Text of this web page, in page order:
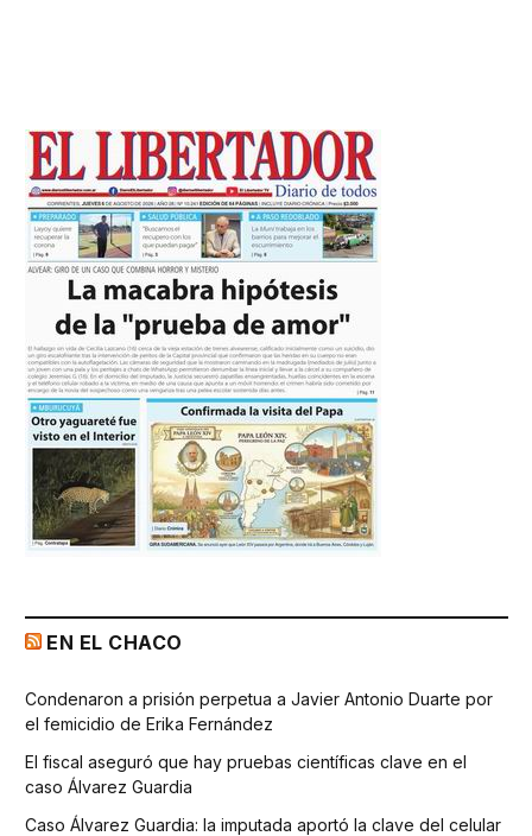
EN EL CHACO
Condenaron a prisión perpetua a Javier Antonio Duarte por
el femicidio de Erika Fernández
El fiscal aseguró que hay pruebas científicas clave en el
caso Álvarez Guardia
Caso Álvarez Guardia: la imputada aportó la clave del celular